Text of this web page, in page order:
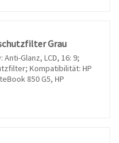
Grau
Glanz, LCD, 16: 9;
Kompatibilität: HP
850 G5, HP